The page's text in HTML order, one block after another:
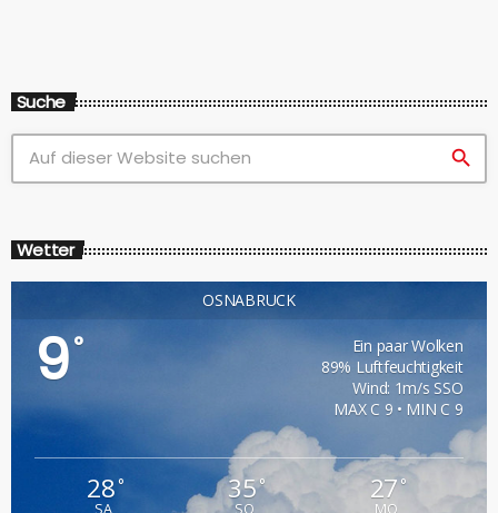
Suche
search
Wetter
OSNABRÜCK
9°
Ein paar Wolken
89% Luftfeuchtigkeit
Wind: 1m/s SSO
MAX C 9 • MIN C 9
28° 35° 27°